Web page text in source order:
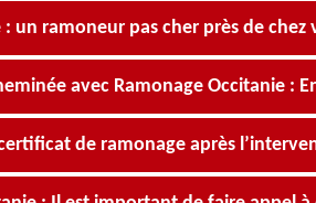
un ramoneur pas cher près de chez
avec Ramonage Occitanie :
de ramonage après